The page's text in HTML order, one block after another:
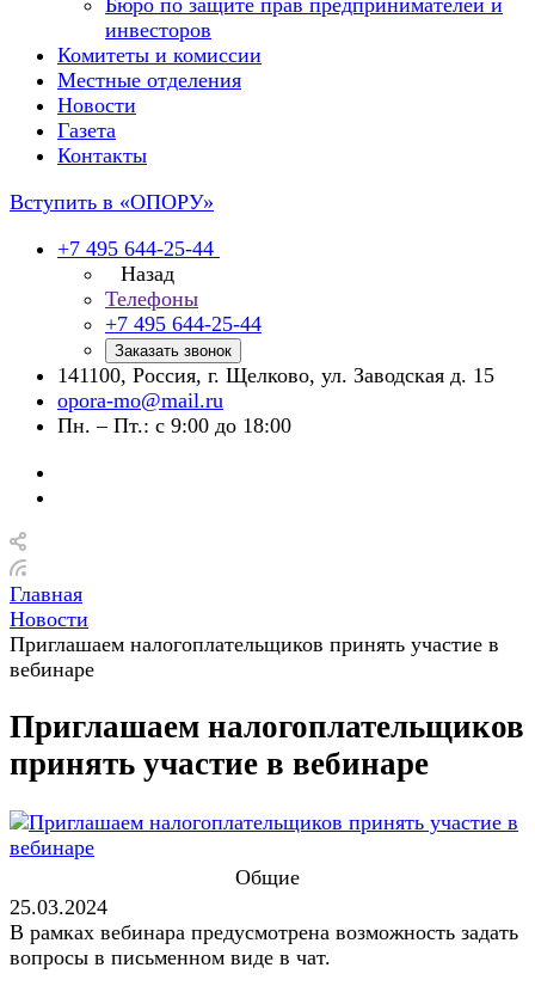
Бюро по защите прав предпринимателей и
инвесторов
Комитеты и комиссии
Местные отделения
Новости
Газета
Контакты
Вступить в «ОПОРУ»
+7 495 644-25-44
Назад
Телефоны
+7 495 644-25-44
Заказать звонок
141100, Россия, г. Щелково, ул. Заводская д. 15
opora-mo@mail.ru
Пн. – Пт.: с 9:00 до 18:00
Главная
Новости
Приглашаем налогоплательщиков принять участие в
вебинаре
Приглашаем налогоплательщиков
принять участие в вебинаре
Общие
25.03.2024
В рамках вебинара предусмотрена возможность задать
вопросы в письменном виде в чат.